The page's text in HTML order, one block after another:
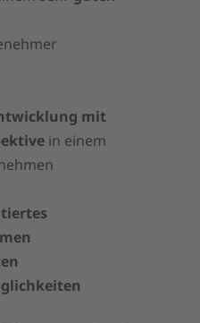
mit
in einem